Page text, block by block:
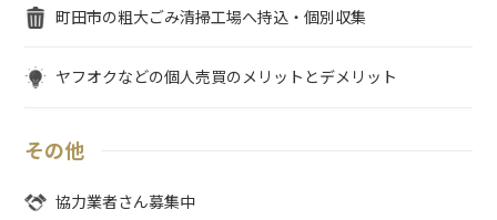
町田市の粗大ごみ清掃工場へ持込・個別収集
ヤフオクなどの個人売買のメリットとデメリット
その他
協力業者さん募集中